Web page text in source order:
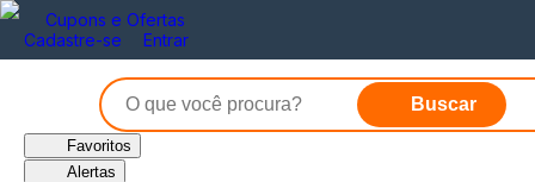
Cupons e Ofertas
Cadastre-se
Entrar
Buscar
Favoritos
Alertas